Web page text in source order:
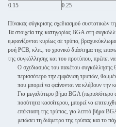
0.15
0.25
Πίνακας σύγκρισης σχεδιασμού συστατικών
Τα στοιχεία της κατηγορίας BGA στη
εμφανίζονται κυρίως σε τρύπα,
ροή PCB, κλπ., το χρονικό διάστημα της
της συγκόλλησης και του προτύπου, πρέπει
Ο σχεδιασμός του πακέτου συγκόλλησης
περισσότερο την εμφάνιση τρυπών,
που μπορεί να φαίνονται να κλέβουν την
Για μεγαλύτερο βήμα BGA (περισσότερο
ποσότητα κασσίτερου, μπορεί να
επέκταση της τρύπας, για λεπτό βήμα
μειώσει τη διάμετρο της τρύπας και το